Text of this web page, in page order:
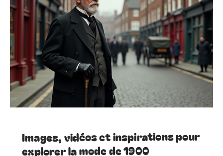
Images, vidéos et inspirations pour
explorer la mode de 1900